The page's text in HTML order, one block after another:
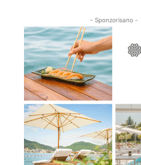
- Sponzorisano -